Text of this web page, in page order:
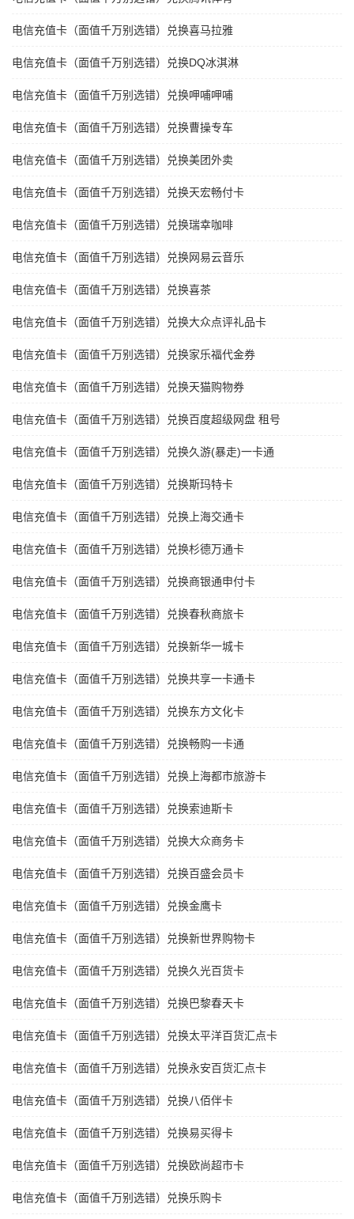
电信充值卡（面值千万别选错）兑换喜马拉雅
电信充值卡（面值千万别选错）兑换DQ冰淇淋
电信充值卡（面值千万别选错）兑换呷哺呷哺
电信充值卡（面值千万别选错）兑换曹操专车
电信充值卡（面值千万别选错）兑换美团外卖
电信充值卡（面值千万别选错）兑换天宏畅付卡
电信充值卡（面值千万别选错）兑换瑞幸咖啡
电信充值卡（面值千万别选错）兑换网易云音乐
电信充值卡（面值千万别选错）兑换喜茶
电信充值卡（面值千万别选错）兑换大众点评礼品卡
电信充值卡（面值千万别选错）兑换家乐福代金券
电信充值卡（面值千万别选错）兑换天猫购物券
电信充值卡（面值千万别选错）兑换百度超级网盘 租号
电信充值卡（面值千万别选错）兑换久游(暴走)一卡通
电信充值卡（面值千万别选错）兑换斯玛特卡
电信充值卡（面值千万别选错）兑换上海交通卡
电信充值卡（面值千万别选错）兑换杉德万通卡
电信充值卡（面值千万别选错）兑换商银通申付卡
电信充值卡（面值千万别选错）兑换春秋商旅卡
电信充值卡（面值千万别选错）兑换新华一城卡
电信充值卡（面值千万别选错）兑换共享一卡通卡
电信充值卡（面值千万别选错）兑换东方文化卡
电信充值卡（面值千万别选错）兑换畅购一卡通
电信充值卡（面值千万别选错）兑换上海都市旅游卡
电信充值卡（面值千万别选错）兑换索迪斯卡
电信充值卡（面值千万别选错）兑换大众商务卡
电信充值卡（面值千万别选错）兑换百盛会员卡
电信充值卡（面值千万别选错）兑换金鹰卡
电信充值卡（面值千万别选错）兑换新世界购物卡
电信充值卡（面值千万别选错）兑换久光百货卡
电信充值卡（面值千万别选错）兑换巴黎春天卡
电信充值卡（面值千万别选错）兑换太平洋百货汇点卡
电信充值卡（面值千万别选错）兑换永安百货汇点卡
电信充值卡（面值千万别选错）兑换八佰伴卡
电信充值卡（面值千万别选错）兑换易买得卡
电信充值卡（面值千万别选错）兑换欧尚超市卡
电信充值卡（面值千万别选错）兑换乐购卡